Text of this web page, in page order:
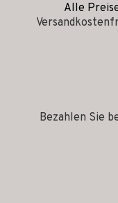
Alle
Bezahlen Sie